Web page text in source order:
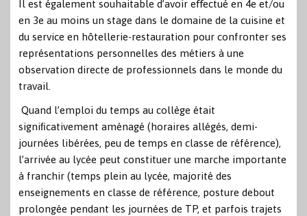
Il est également souhaitable d’avoir eﬀectué en 4e et/ou
en 3e au moins un stage dans le domaine de la cuisine et
du service en hôtellerie-restauration pour confronter ses
représentations personnelles des métiers à une
observation directe de professionnels dans le monde du
travail.
Quand l’emploi du temps au collège était
signiﬁcativement aménagé (horaires allégés, demi-
journées libérées, peu de temps en classe de référence),
l’arrivée au lycée peut constituer une marche importante
à franchir (temps plein au lycée, majorité des
enseignements en classe de référence, posture debout
prolongée pendant les journées de TP, et parfois trajets